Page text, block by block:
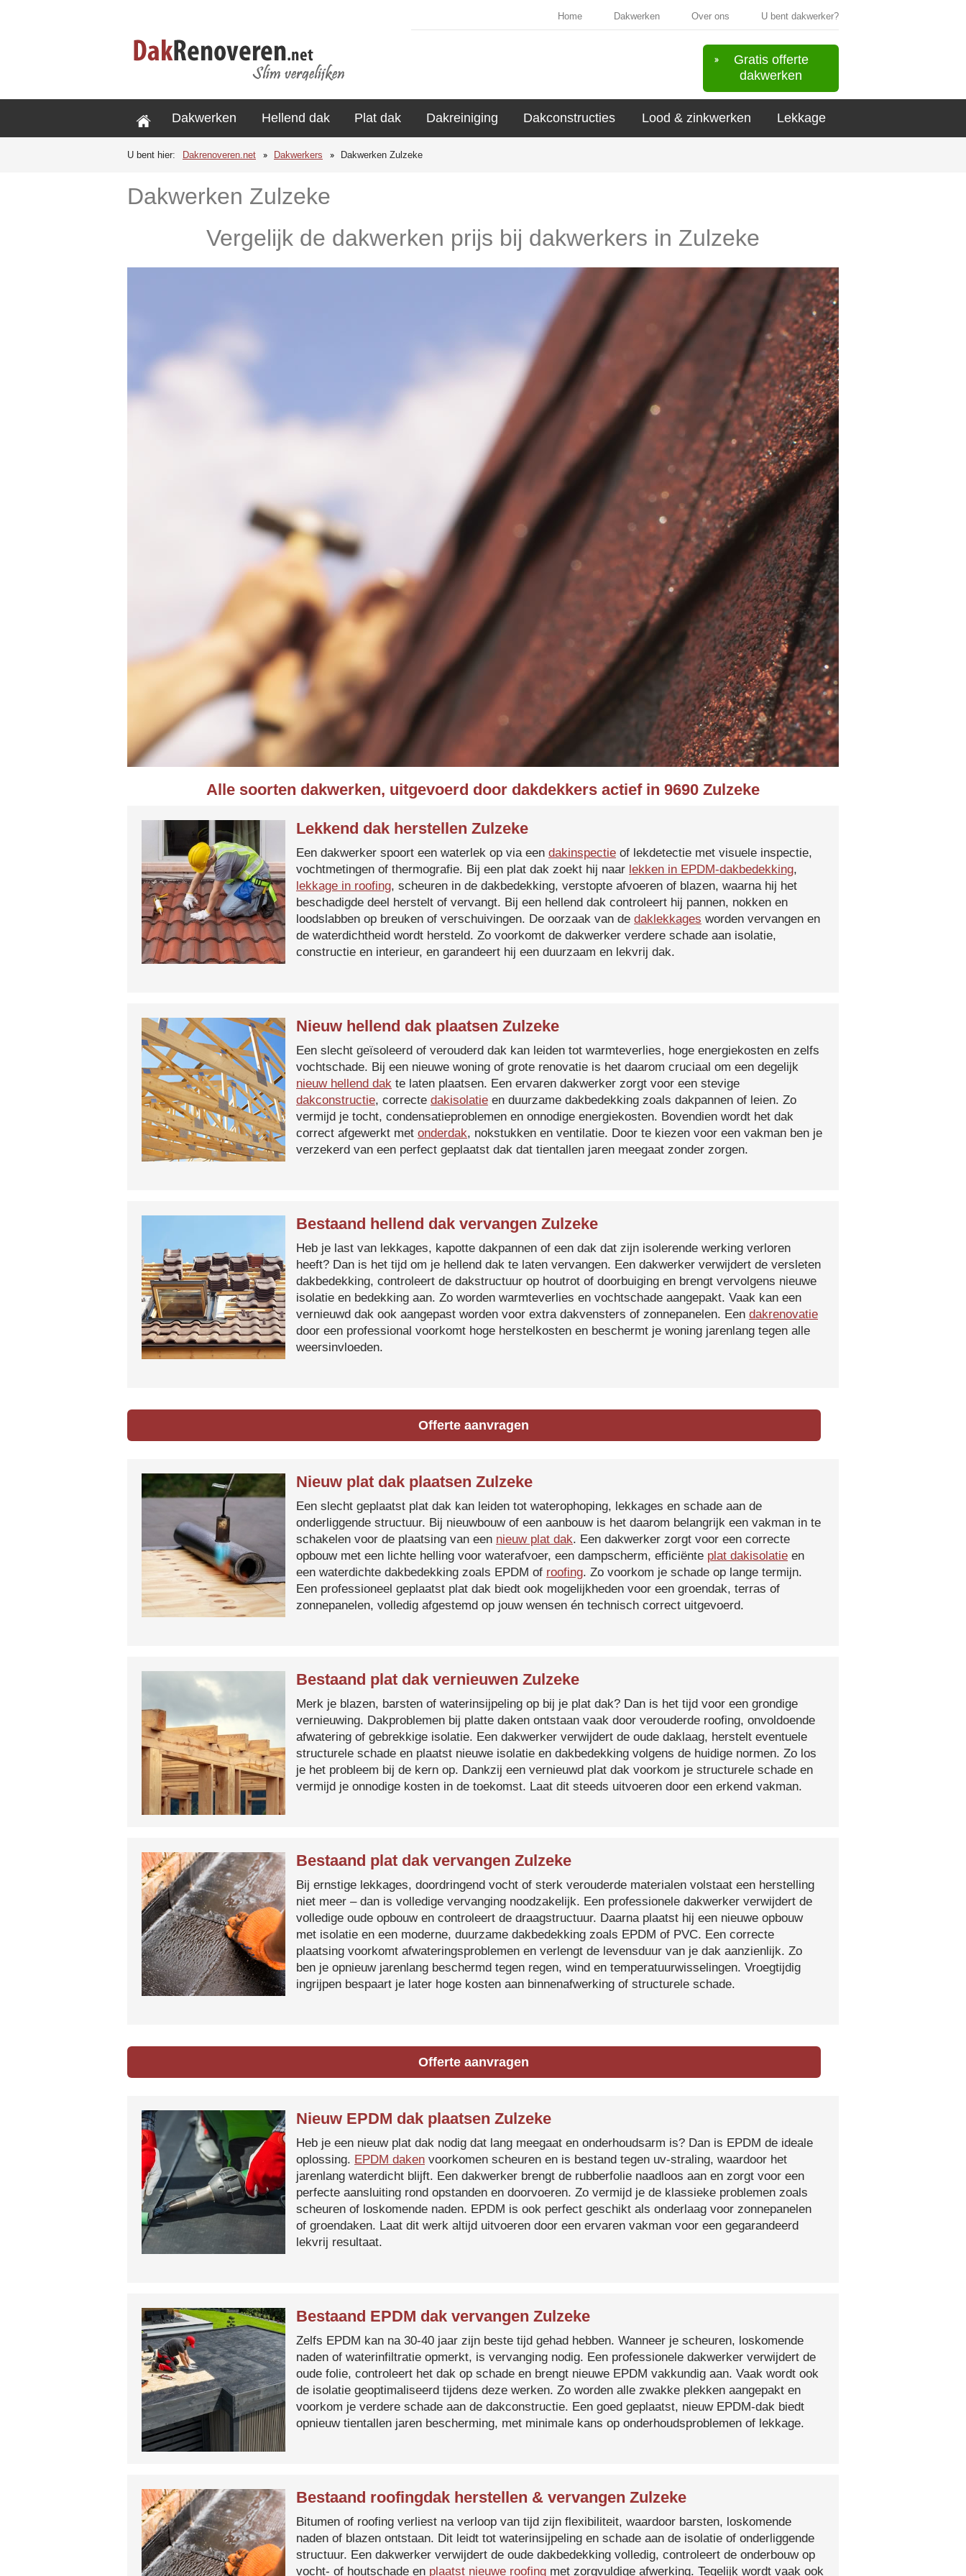
Home Dakwerken Over ons U bent dakwerker?
Gratis offerte
dakwerken
Dakwerken Hellend dak Plat dak Dakreiniging Dakconstructies Lood & zinkwerken Lekkage
U bent hier: Dakrenoveren.net Dakwerkers Dakwerken Zulzeke
Dakwerken Zulzeke
Vergelijk de dakwerken prijs bij dakwerkers in Zulzeke
Alle soorten dakwerken, uitgevoerd door dakdekkers actief in 9690 Zulzeke
Lekkend dak herstellen Zulzeke
Een dakwerker spoort een waterlek op via een dakinspectie of lekdetectie met visuele inspectie,
vochtmetingen of thermografie. Bij een plat dak zoekt hij naar lekken in EPDM-dakbedekking,
lekkage in roofing, scheuren in de dakbedekking, verstopte afvoeren of blazen, waarna hij het
beschadigde deel herstelt of vervangt. Bij een hellend dak controleert hij pannen, nokken en
loodslabben op breuken of verschuivingen. De oorzaak van de daklekkages worden vervangen en
de waterdichtheid wordt hersteld. Zo voorkomt de dakwerker verdere schade aan isolatie,
constructie en interieur, en garandeert hij een duurzaam en lekvrij dak.
Nieuw hellend dak plaatsen Zulzeke
Een slecht geïsoleerd of verouderd dak kan leiden tot warmteverlies, hoge energiekosten en zelfs
vochtschade. Bij een nieuwe woning of grote renovatie is het daarom cruciaal om een degelijk
nieuw hellend dak te laten plaatsen. Een ervaren dakwerker zorgt voor een stevige
dakconstructie, correcte dakisolatie en duurzame dakbedekking zoals dakpannen of leien. Zo
vermijd je tocht, condensatieproblemen en onnodige energiekosten. Bovendien wordt het dak
correct afgewerkt met onderdak, nokstukken en ventilatie. Door te kiezen voor een vakman ben je
verzekerd van een perfect geplaatst dak dat tientallen jaren meegaat zonder zorgen.
Bestaand hellend dak vervangen Zulzeke
Heb je last van lekkages, kapotte dakpannen of een dak dat zijn isolerende werking verloren
heeft? Dan is het tijd om je hellend dak te laten vervangen. Een dakwerker verwijdert de versleten
dakbedekking, controleert de dakstructuur op houtrot of doorbuiging en brengt vervolgens nieuwe
isolatie en bedekking aan. Zo worden warmteverlies en vochtschade aangepakt. Vaak kan een
vernieuwd dak ook aangepast worden voor extra dakvensters of zonnepanelen. Een dakrenovatie
door een professional voorkomt hoge herstelkosten en beschermt je woning jarenlang tegen alle
weersinvloeden.
Offerte aanvragen
Nieuw plat dak plaatsen Zulzeke
Een slecht geplaatst plat dak kan leiden tot waterophoping, lekkages en schade aan de
onderliggende structuur. Bij nieuwbouw of een aanbouw is het daarom belangrijk een vakman in te
schakelen voor de plaatsing van een nieuw plat dak. Een dakwerker zorgt voor een correcte
opbouw met een lichte helling voor waterafvoer, een dampscherm, efficiënte plat dakisolatie en
een waterdichte dakbedekking zoals EPDM of roofing. Zo voorkom je schade op lange termijn.
Een professioneel geplaatst plat dak biedt ook mogelijkheden voor een groendak, terras of
zonnepanelen, volledig afgestemd op jouw wensen én technisch correct uitgevoerd.
Bestaand plat dak vernieuwen Zulzeke
Merk je blazen, barsten of waterinsijpeling op bij je plat dak? Dan is het tijd voor een grondige
vernieuwing. Dakproblemen bij platte daken ontstaan vaak door verouderde roofing, onvoldoende
afwatering of gebrekkige isolatie. Een dakwerker verwijdert de oude daklaag, herstelt eventuele
structurele schade en plaatst nieuwe isolatie en dakbedekking volgens de huidige normen. Zo los
je het probleem bij de kern op. Dankzij een vernieuwd plat dak voorkom je structurele schade en
vermijd je onnodige kosten in de toekomst. Laat dit steeds uitvoeren door een erkend vakman.
Bestaand plat dak vervangen Zulzeke
Bij ernstige lekkages, doordringend vocht of sterk verouderde materialen volstaat een herstelling
niet meer – dan is volledige vervanging noodzakelijk. Een professionele dakwerker verwijdert de
volledige oude opbouw en controleert de draagstructuur. Daarna plaatst hij een nieuwe opbouw
met isolatie en een moderne, duurzame dakbedekking zoals EPDM of PVC. Een correcte
plaatsing voorkomt afwateringsproblemen en verlengt de levensduur van je dak aanzienlijk. Zo
ben je opnieuw jarenlang beschermd tegen regen, wind en temperatuurwisselingen. Vroegtijdig
ingrijpen bespaart je later hoge kosten aan binnenafwerking of structurele schade.
Offerte aanvragen
Nieuw EPDM dak plaatsen Zulzeke
Heb je een nieuw plat dak nodig dat lang meegaat en onderhoudsarm is? Dan is EPDM de ideale
oplossing. EPDM daken voorkomen scheuren en is bestand tegen uv-straling, waardoor het
jarenlang waterdicht blijft. Een dakwerker brengt de rubberfolie naadloos aan en zorgt voor een
perfecte aansluiting rond opstanden en doorvoeren. Zo vermijd je de klassieke problemen zoals
scheuren of loskomende naden. EPDM is ook perfect geschikt als onderlaag voor zonnepanelen
of groendaken. Laat dit werk altijd uitvoeren door een ervaren vakman voor een gegarandeerd
lekvrij resultaat.
Bestaand EPDM dak vervangen Zulzeke
Zelfs EPDM kan na 30-40 jaar zijn beste tijd gehad hebben. Wanneer je scheuren, loskomende
naden of waterinfiltratie opmerkt, is vervanging nodig. Een professionele dakwerker verwijdert de
oude folie, controleert het dak op schade en brengt nieuwe EPDM vakkundig aan. Vaak wordt ook
de isolatie geoptimaliseerd tijdens deze werken. Zo worden alle zwakke plekken aangepakt en
voorkom je verdere schade aan de dakconstructie. Een goed geplaatst, nieuw EPDM-dak biedt
opnieuw tientallen jaren bescherming, met minimale kans op onderhoudsproblemen of lekkage.
Bestaand roofingdak herstellen & vervangen Zulzeke
Bitumen of roofing verliest na verloop van tijd zijn flexibiliteit, waardoor barsten, loskomende
naden of blazen ontstaan. Dit leidt tot waterinsijpeling en schade aan de isolatie of onderliggende
structuur. Een dakwerker verwijdert de oude dakbedekking volledig, controleert de onderbouw op
vocht- of houtschade en plaatst nieuwe roofing met zorgvuldige afwerking. Tegelijk wordt vaak ook